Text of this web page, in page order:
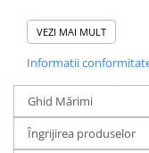
- Șnururi rotunde în
- Ocheți pentru
- Buzunare inserate
VEZI MAI MULT
Informatii
Ghid Mărimi
Îngrijirea produselor